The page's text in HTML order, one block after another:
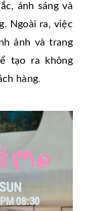
ánh sáng và
Ngoài ra, việc
ảnh và trang
tạo ra không
hàng.